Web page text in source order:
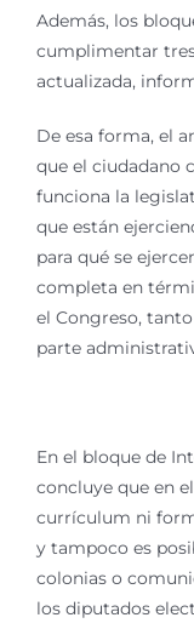
Además, los
cumplimentar
actualizada,
De esa forma, el
que el ciudadano
funciona la
que están
para qué se
completa en
el Congreso,
parte
En el bloque de
concluye que en
currículum ni
y tampoco es
colonias o
los diputados